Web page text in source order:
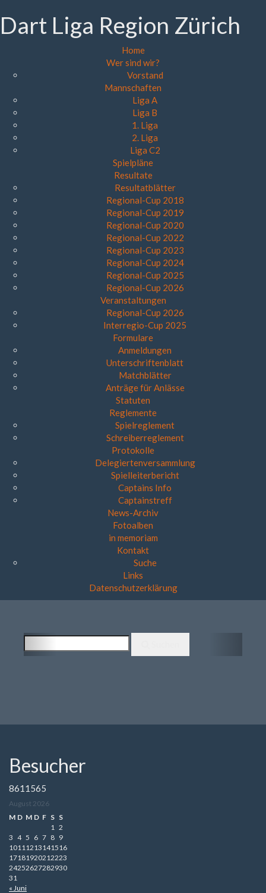
Dart Liga Region Zürich
Home
Wer sind wir?
Vorstand
Mannschaften
Liga A
Liga B
1. Liga
2. Liga
Liga C2
Spielpläne
Resultate
Resultatblätter
Regional-Cup 2018
Regional-Cup 2019
Regional-Cup 2020
Regional-Cup 2022
Regional-Cup 2023
Regional-Cup 2024
Regional-Cup 2025
Regional-Cup 2026
Veranstaltungen
Regional-Cup 2026
Interregio-Cup 2025
Formulare
Anmeldungen
Unterschriftenblatt
Matchblätter
Anträge für Anlässe
Statuten
Reglemente
Spielreglement
Schreiberreglement
Protokolle
Delegiertenversammlung
Spielleiterbericht
Captains Info
Captainstreff
News-Archiv
Fotoalben
in memoriam
Kontakt
Suche
Links
Datenschutzerklärung
RABÄ DARTER
STOPPEN DIE
RANGERS
Previous
Besucher
8611565
August 2026
M D M D F S S
« Juni
1 2
3 4 5 6 7 8 9
1011 1213141516
17181920212223
24252627282930
31